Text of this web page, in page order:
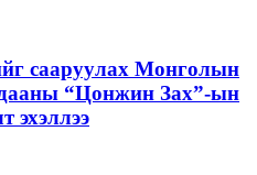
сааруулах Монголын
“Цонжин Зах”-ын
эхэллээ